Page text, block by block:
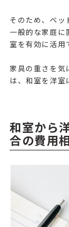
そのため、ベッ
一般的な家庭に
室を有効に活用
家具の重さを気
は、和室を洋室
和室から
合の費用